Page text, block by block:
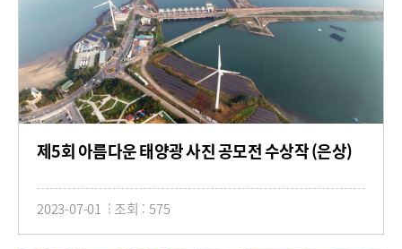
제5회 아름다운 태양광 사진 공모전 수상작 (은상)
2023-07-01 조회 : 575